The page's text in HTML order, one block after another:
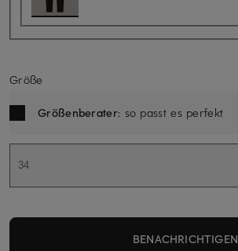
Größe
Größenberater: so passt es perfekt
34
BENACHRICHTIGEN